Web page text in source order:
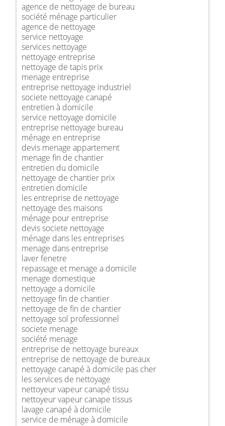
agence de nettoyage de bureau
société ménage particulier
agence de nettoyage
service nettoyage
services nettoyage
nettoyage entreprise
nettoyage de tapis prix
menage entreprise
entreprise nettoyage industriel
societe nettoyage canapé
entretien à domicile
service nettoyage domicile
entreprise nettoyage bureau
ménage en entreprise
devis menage appartement
menage fin de chantier
entretien du domicile
nettoyage de chantier prix
entretien domicile
les entreprise de nettoyage
nettoyage des maisons
ménage pour entreprise
devis societe nettoyage
ménage dans les entreprises
menage dans entreprise
laver fenetre
repassage et menage a domicile
menage domestique
nettoyage a domicile
nettoyage fin de chantier
nettoyage de fin de chantier
nettoyage sol professionnel
societe menage
société menage
entreprise de nettoyage bureaux
entreprise de nettoyage de bureaux
nettoyage canapé à domicile pas cher
les services de nettoyage
nettoyeur vapeur canapé tissu
nettoyeur vapeur canape tissus
lavage canapé à domicile
service de ménage à domicile